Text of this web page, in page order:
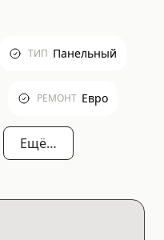
ТИП Панельный
РЕМОНТ Евро
Ещё…